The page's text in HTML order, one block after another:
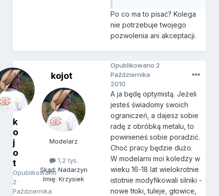
Po co ma to pisać? Kolega
nie potrzebuje twojego
pozwolenia ani akceptacji.
k
o
j
o
t
Opublikowano
2
Października
kojot
Modelarz
1,2 tys.
Skąd: Nadarzyn
Imię: Krzysiek
Opublikowano 2
Października
2010
A ja będę optymistą. Jeżeli
jesteś świadomy swoich
ograniczeń, a dajesz sobie
radę z obróbką metalu, to
powinieneś sobie poradzić.
Choć pracy będzie dużo.
W modelarni moi koledzy w
wieku 16-18 lat wielokrotnie
istotnie modyfikowali silniki -
nowe tłoki, tuleje, głowice,